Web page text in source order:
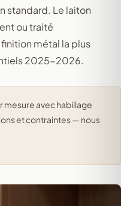
standard. Le laiton
ou traité
métal la plus
2025-2026.
mesure avec habillage
et contraintes — nous